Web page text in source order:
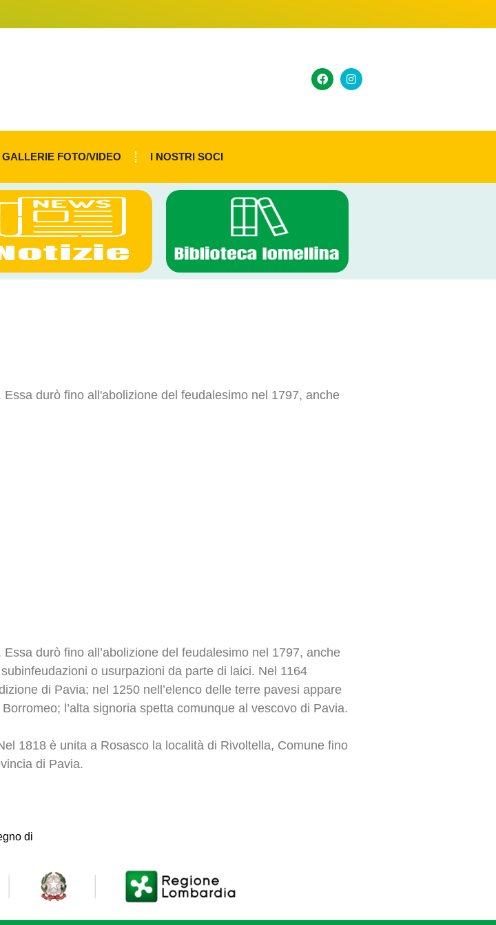
GALLERIE FOTO/VIDEO I NOSTRI SOCI
durò fino all'abolizione del feudalesimo nel 1797, anche
durò fino all’abolizione del feudalesimo nel 1797, anche
o usurpazioni da parte di laici. Nel 1164
di Pavia; nel 1250 nell’elenco delle terre pavesi appare
l’alta signoria spetta comunque al vescovo di Pavia.
1818 è unita a Rosasco la località di Rivoltella, Comune fino
di Pavia.
di